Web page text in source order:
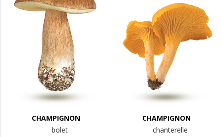
CHAMPIGNON
bolet
CHAMPIGNON
chanterelle